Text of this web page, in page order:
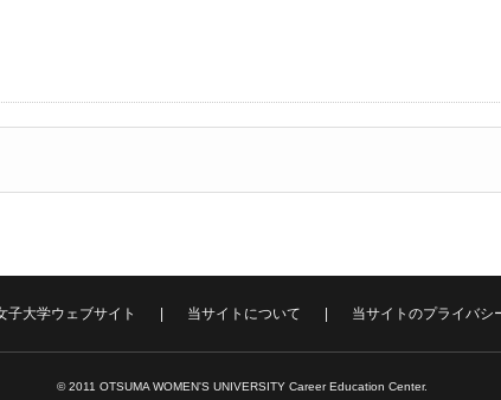
子大学ウェブサイト 当サイトについて 当サイトのプライバシ
© 2011 OTSUMA WOMEN'S UNIVERSITY Career Education Center.